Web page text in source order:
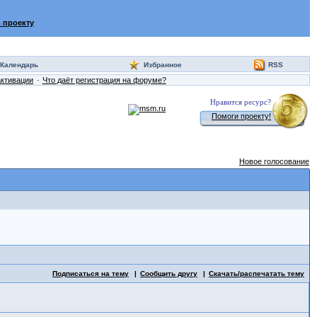
Календарь Избранное RSS
Что даёт регистрация на форуме?
Нравится ресурс?
Помоги проекту!
Новое голосование
Подписаться на тему Сообщить другу Скачать/распечатать тему